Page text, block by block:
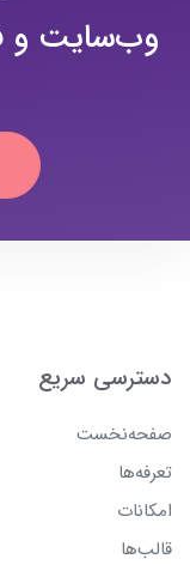
وب‌سایت و
دسترسی سریع
صفحه‌نخست
تعرفه‌ها
امکانات
قالب‌ها